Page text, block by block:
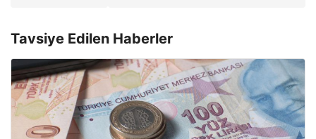
Tavsiye Edilen Haberler